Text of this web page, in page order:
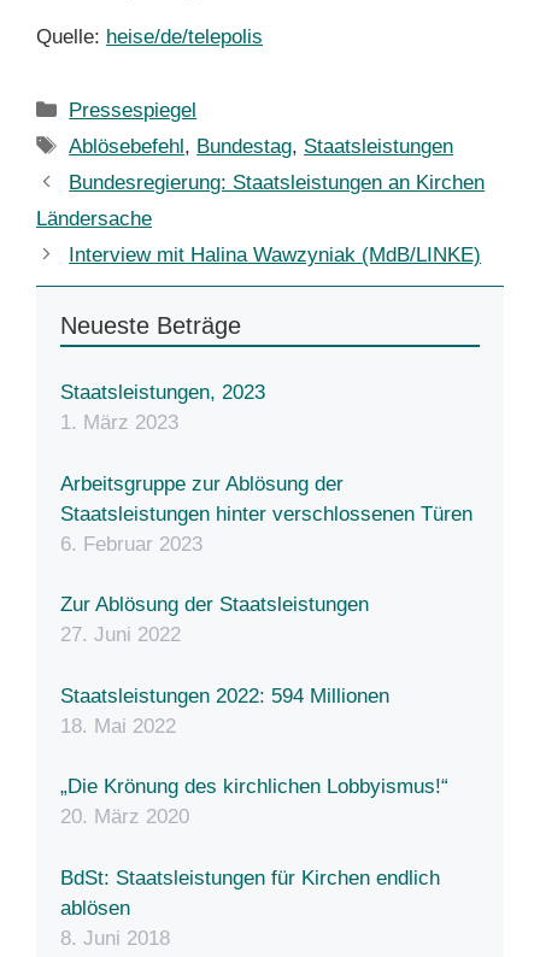
Quelle: heise/de/telepolis
Kategorien
Pressespiegel
Schlagwörter
Ablösebefehl, Bundestag, Staatsleistungen
Bundesregierung: Staatsleistungen an Kirchen
Ländersache
Interview mit Halina Wawzyniak (MdB/LINKE)
Neueste Beträge
Staatsleistungen, 2023
1. März 2023
Arbeitsgruppe zur Ablösung der
Staatsleistungen hinter verschlossenen Türen
6. Februar 2023
Zur Ablösung der Staatsleistungen
27. Juni 2022
Staatsleistungen 2022: 594 Millionen
18. Mai 2022
„Die Krönung des kirchlichen Lobbyismus!“
20. März 2020
BdSt: Staatsleistungen für Kirchen endlich
ablösen
8. Juni 2018